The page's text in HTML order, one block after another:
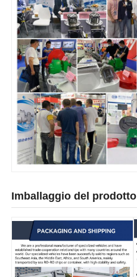
Imballaggio del prodotto